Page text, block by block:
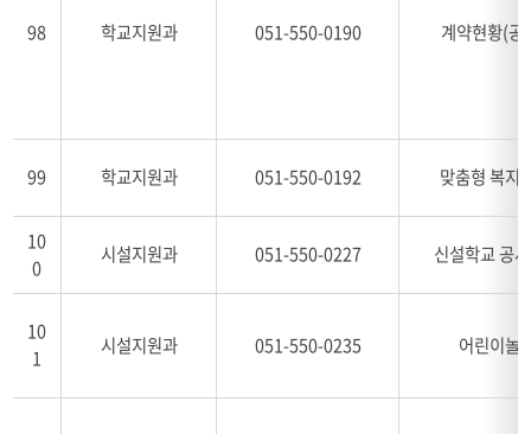
98 학교지원과 051-550-0190 계약현황(공
99 학교지원과 051-550-0192 맞춤형 복지
10
0
시설지원과 051-550-0227 신설학교 공
10
1
시설지원과 051-550-0235 어린이놀